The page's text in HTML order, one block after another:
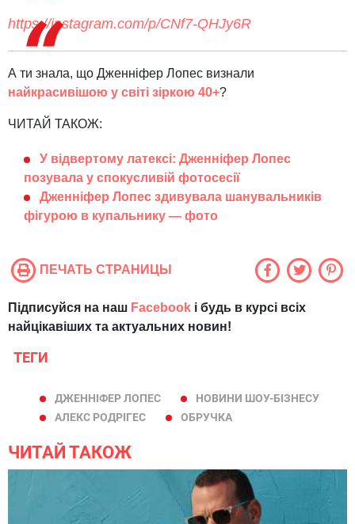
https://instagram.com/p/CNf7-QHJy6R
А ти знала, що Дженніфер Лопес визнали
найкрасивішою у світі зіркою 40+?
ЧИТАЙ ТАКОЖ:
У відвертому латексі: Дженніфер Лопес
позувала у спокусливій фотосесії
Дженніфер Лопес здивувала шанувальників
фігурою в купальнику — фото
ПЕЧАТЬ СТРАНИЦЫ
Підписуйся на наш Facebook і будь в курсі всіх
найцікавіших та актуальних новин!
ТЕГИ
ДЖЕННІФЕР ЛОПЕС
НОВИНИ ШОУ-БІЗНЕСУ
АЛЕКС РОДРІГЕС
ОБРУЧКА
ЧИТАЙ ТАКОЖ